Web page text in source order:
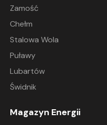
Zamość
Chełm
Stalowa Wola
Puławy
Lubartów
Świdnik
Magazyn Energii